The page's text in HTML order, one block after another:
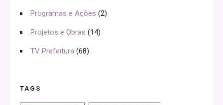
Programas e Ações (2)
Projetos e Obras (14)
TV Prefeitura (68)
TAGS